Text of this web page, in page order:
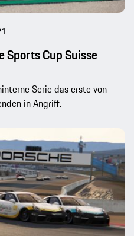
Cup Suisse
Serie das erste von
in Angriff.